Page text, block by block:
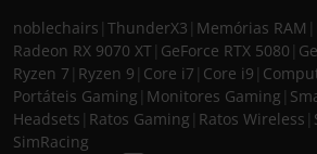
noblechairs ThunderX3 Memórias RAM
Radeon RX 9070 XT GeForce RTX 5080
Ryzen 7 Ryzen 9 Core i7 Core i9
Portáteis Gaming Monitores Gaming
Headsets Ratos Gaming Ratos Wireless
SimRacing